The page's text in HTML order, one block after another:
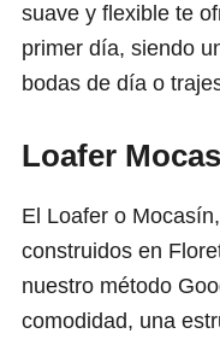
suave y flexible te
primer día, siendo
bodas de día o
Loafer
El Loafer o
construidos en
nuestro método
comodidad, una